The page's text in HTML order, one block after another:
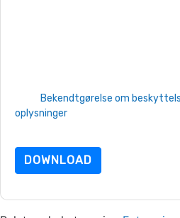
Bekendtgørelse om
oplysninger. Hvis du har yderligere
DOWNLOAD